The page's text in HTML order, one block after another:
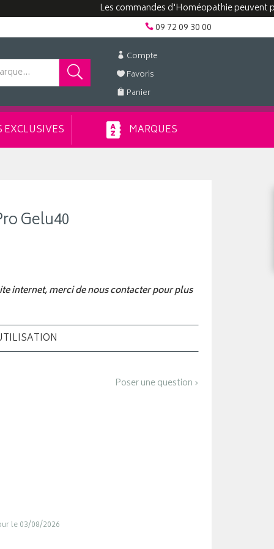
Les commandes d'Homéopathie peuvent
09 72 09 30 00
Compte
Favoris
Panier
EXCLUSIVES MARQUES
Gelu40
internet, merci de nous contacter pour plus
Poser une question ›
le 03/08/2026